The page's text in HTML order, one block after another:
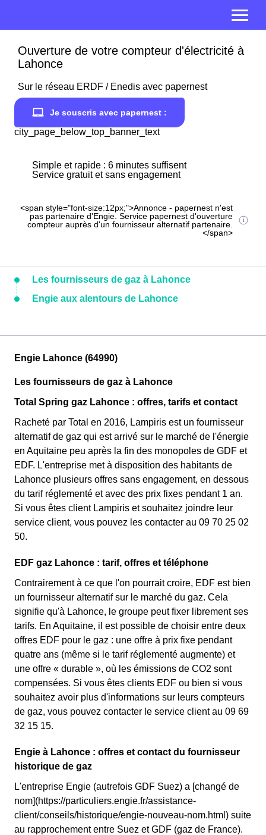
Ouverture de votre compteur d'électricité à
Lahonce
Sur le réseau ERDF / Enedis avec papernest
Je souscris avec papernest :
city_page_below_top_banner_text
Simple et rapide : 6 minutes suffisent
Service gratuit et sans engagement
<span style="font-size:12px;">Annonce - papernest n'est
pas partenaire d'Engie. Service papernest d'ouverture
compteur auprès d'un fournisseur alternatif partenaire.
</span>
Les fournisseurs de gaz à Lahonce
Engie aux alentours de Lahonce
Engie Lahonce (64990)
Les fournisseurs de gaz à Lahonce
Total Spring gaz Lahonce : offres, tarifs et contact
Racheté par Total en 2016, Lampiris est un fournisseur
alternatif de gaz qui est arrivé sur le marché de l'énergie
en Aquitaine peu après la fin des monopoles de GDF et
EDF. L'entreprise met à disposition des habitants de
Lahonce plusieurs offres sans engagement, en dessous
du tarif réglementé et avec des prix fixes pendant 1 an.
Si vous êtes client Lampiris et souhaitez joindre leur
service client, vous pouvez les contacter au 09 70 25 02
50.
EDF gaz Lahonce : tarif, offres et téléphone
Contrairement à ce que l'on pourrait croire, EDF est bien
un fournisseur alternatif sur le marché du gaz. Cela
signifie qu'à Lahonce, le groupe peut fixer librement ses
tarifs. En Aquitaine, il est possible de choisir entre deux
offres EDF pour le gaz : une offre à prix fixe pendant
quatre ans (même si le tarif réglementé augmente) et
une offre « durable », où les émissions de CO2 sont
compensées. Si vous êtes clients EDF ou bien si vous
souhaitez avoir plus d'informations sur leurs compteurs
de gaz, vous pouvez contacter le service client au 09 69
32 15 15.
Engie à Lahonce : offres et contact du fournisseur
historique de gaz
L'entreprise Engie (autrefois GDF Suez) a [changé de
nom](https://particuliers.engie.fr/assistance-
client/conseils/historique/engie-nouveau-nom.html) suite
au rapprochement entre Suez et GDF (gaz de France).